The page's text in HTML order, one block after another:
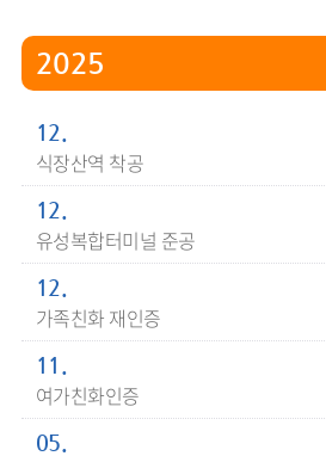
2025
12.
식장산역 착공
12.
유성복합터미널 준공
12.
가족친화 재인증
11.
여가친화인증
05.